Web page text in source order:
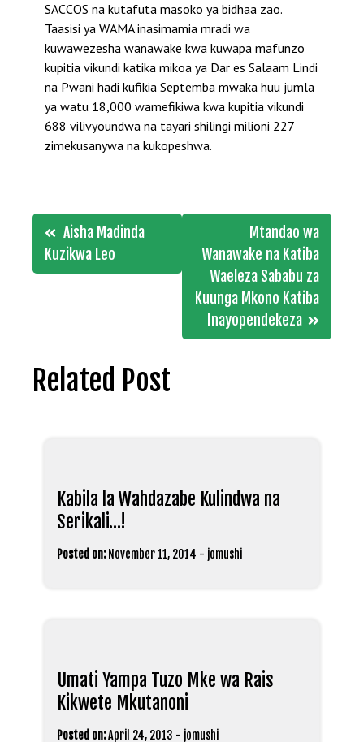
SACCOS na kutafuta masoko ya bidhaa zao.
Taasisi ya WAMA inasimamia mradi wa
kuwawezesha wanawake kwa kuwapa mafunzo
kupitia vikundi katika mikoa ya Dar es Salaam Lindi
na Pwani hadi kufikia Septemba mwaka huu jumla
ya watu 18,000 wamefikiwa kwa kupitia vikundi
688 vilivyoundwa na tayari shilingi milioni 227
zimekusanywa na kukopeshwa.
Post
navigation
Aisha Madinda
Kuzikwa Leo
Mtandao wa
Wanawake na Katiba
Waeleza Sababu za
Kuunga Mkono Katiba
Inayopendekeza
Related Post
Kabila la Wahdazabe Kulindwa na
Serikali…!
Posted on: November 11, 2014 - jomushi
Umati Yampa Tuzo Mke wa Rais
Kikwete Mkutanoni
Posted on:April 24, 2013 - jomushi